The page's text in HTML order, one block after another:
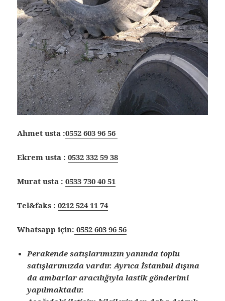
Ahmet usta :0552 603 96 56
Ekrem usta :0532 332 59 38
Murat usta :0533 730 40 51
Tel&faks :0212 524 11 74
Whatsapp için: 0552 603 96 56
Perakende satışlarımızın yanında toplu
satışlarımızda vardır. Ayrıca İstanbul dışına
da ambarlar aracılığıyla lastik gönderimi
yapılmaktadır.